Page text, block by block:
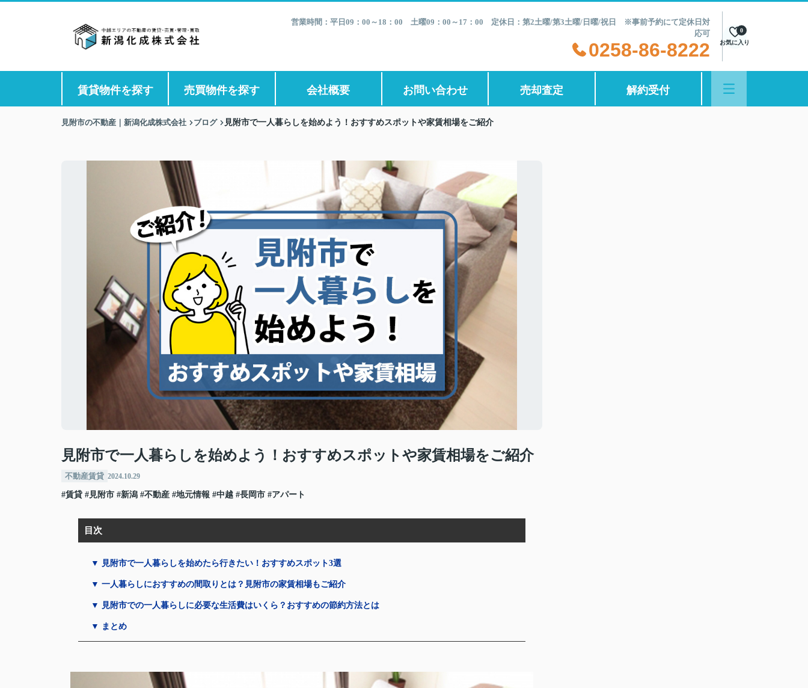
営業時間：平日09：00～18：00 土曜09：00～17：00 定休日：第2土曜/第3土曜/日曜/祝日 ※事前予約にて定休日対
応可
0258-86-8222 お気に入り
0
賃貸物件を探す 売買物件を探す 会社概要 お問い合わせ 売却査定 解約受付
見附市の不動産｜新潟化成株式会社 ブログ 見附市で一人暮らしを始めよう！おすすめスポットや家賃相場をご紹介
見附市で一人暮らしを始めよう！おすすめスポットや家賃相場をご紹介
不動産賃貸 2024.10.29
#賃貸 #見附市 #新潟 #不動産 #地元情報 #中越 #長岡市 #アパート
目次
▼ 見附市で一人暮らしを始めたら行きたい！おすすめスポット3選
▼ 一人暮らしにおすすめの間取りとは？見附市の家賃相場もご紹介
▼ 見附市での一人暮らしに必要な生活費はいくら？おすすめの節約方法とは
▼ まとめ